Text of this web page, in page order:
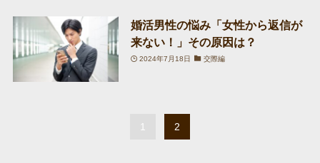
婚活男性の悩み「女性から返信が
来ない！」その原因は？
2024年7月18日 交際編
1 2